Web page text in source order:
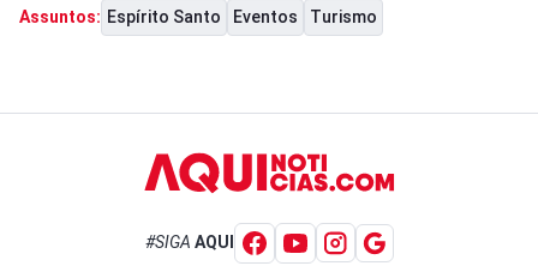
Assuntos: Espírito Santo Eventos Turismo
#SIGA AQUI